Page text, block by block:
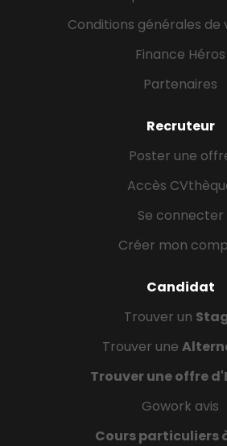
Conditions générales de
Finance Héros
Partenaires
Recruteur
Poster une
Accès
Se connecter
Créer mon
Candidat
Trouver un
Trouver une
Trouver une offre
Gowork avis
Cours particuliers